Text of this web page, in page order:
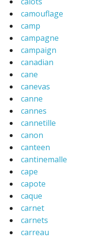
camouflage
camp
campagne
campaign
canadian
cane
canevas
canne
cannes
cannetille
canon
canteen
cantinemalle
cape
capote
caque
carnet
carnets
carreau